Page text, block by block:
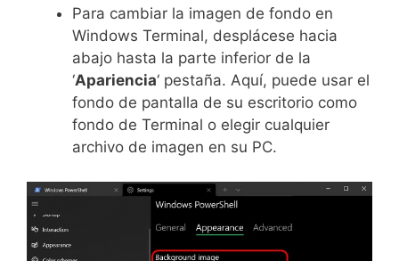
Para cambiar la imagen de fondo en
Windows Terminal, desplácese hacia
abajo hasta la parte inferior de la
‘Apariencia‘ pestaña. Aquí, puede usar el
fondo de pantalla de su escritorio como
fondo de Terminal o elegir cualquier
archivo de imagen en su PC.